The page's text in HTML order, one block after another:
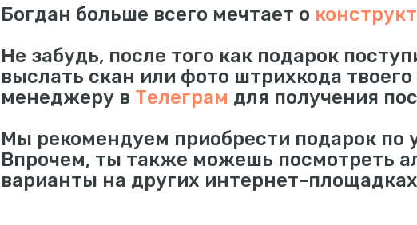
Богдан больше всего мечтает о
Не забудь, после того как подарок
выслать скан или фото штрихкода
менеджеру в Телеграм для получения
Мы рекомендуем приобрести подарок по
Впрочем, ты также можешь посмотреть
варианты на других интернет-площадках